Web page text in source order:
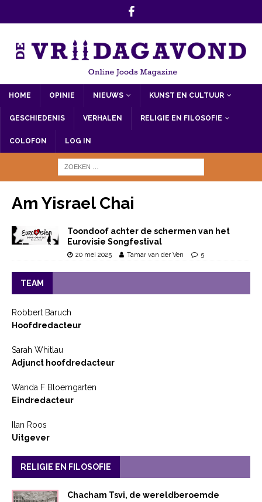
HOME OPINIE NIEUWS KUNST EN CULTUUR
GESCHIEDENIS VERHALEN RELIGIE EN FILOSOFIE
COLOFON LOG IN
Am Yisrael Chai
Toondoof achter de schermen van het
Eurovisie Songfestival
20 mei 2025 Tamar van der Ven 5
TEAM
Robbert Baruch
Hoofdredacteur
Sarah Whitlau
Adjunct hoofdredacteur
Wanda F Bloemgarten
Eindredacteur
Ilan Roos
Uitgever
RELIGIE EN FILOSOFIE
Chacham Tsvi, de wereldberoemde